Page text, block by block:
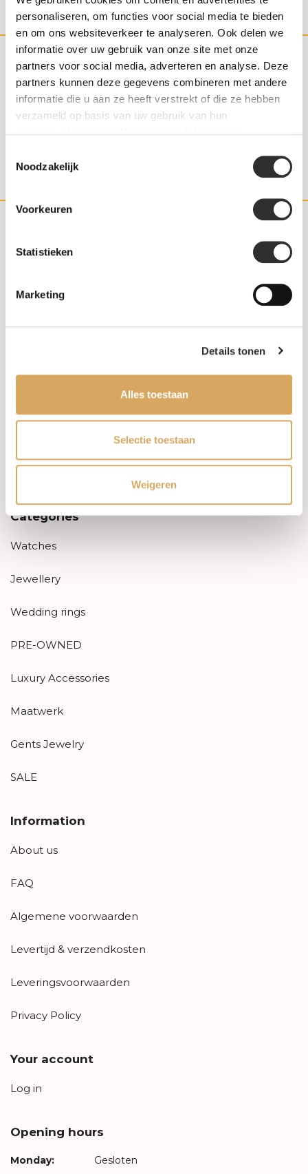
personaliseren, om functies voor social media te bieden
en om ons websiteverkeer te analyseren. Ook delen we
informatie over uw gebruik van onze site met onze
partners voor social media, adverteren en analyse. Deze
partners kunnen deze gegevens combineren met andere
informatie die u aan ze heeft verstrekt of die ze hebben
verzameld op basis van uw gebruik van hun
Noodzakelijk
Voorkeuren
Statistieken
Marketing
Details tonen
Alles toestaan
Selectie toestaan
Weigeren
030-6922292
Slotlaan 254-256 | 3701 GV Zeist
Customer service
Retourneren
Categories
Watches
Jewellery
Wedding rings
PRE-OWNED
Luxury Accessories
Maatwerk
Gents Jewelry
SALE
Information
About us
FAQ
Algemene voorwaarden
Levertijd & verzendkosten
Leveringsvoorwaarden
Privacy Policy
Your account
Log in
Opening hours
Monday: Gesloten